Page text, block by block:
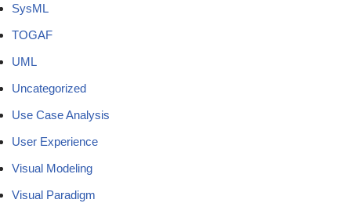
SysML
TOGAF
UML
Uncategorized
Use Case Analysis
User Experience
Visual Modeling
Visual Paradigm